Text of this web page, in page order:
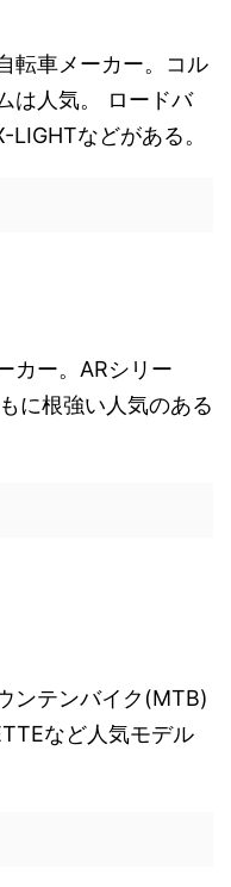
転車メーカー。コル
は人気。 ロードバ
LIGHTなどがある。
カー。ARシリー
に根強い人気のある
ンテンバイク(MTB)
など人気モデル